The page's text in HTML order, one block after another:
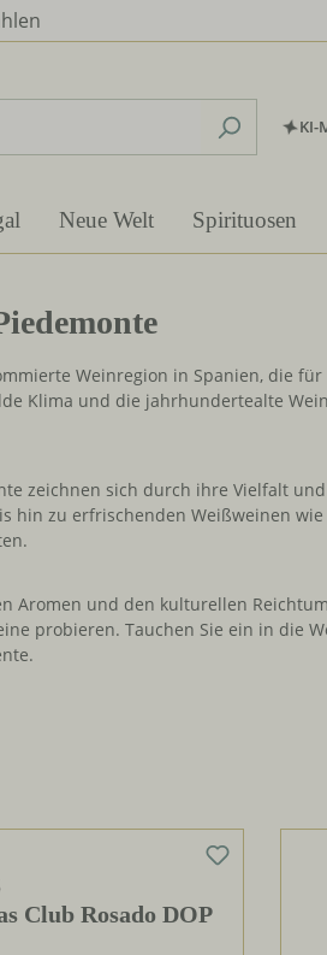
KI-
Neue Welt Spirituosen
Weinregion in Spanien, die
Klima und die jahrhundertealte
zeichnen sich durch ihre Vielfalt
hin zu erfrischenden Weißweinen
Aromen und den kulturellen
probieren. Tauchen Sie ein in die
Club Rosado DOP